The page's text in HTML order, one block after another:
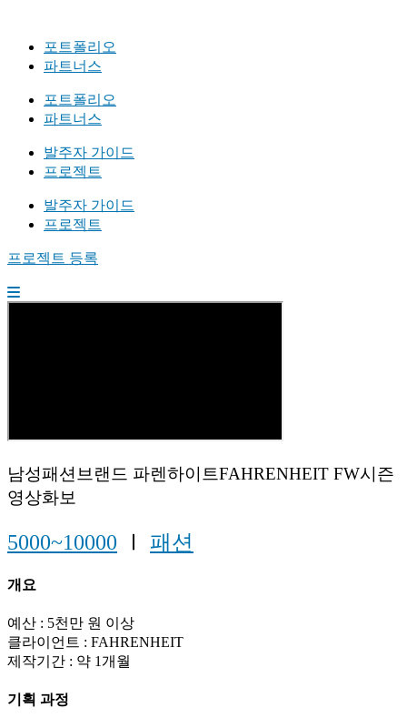
포트폴리오
파트너스
포트폴리오
파트너스
발주자 가이드
프로젝트
발주자 가이드
프로젝트
프로젝트 등록
남성패션브랜드 파렌하이트FAHRENHEIT FW시즌
영상화보
5000~10000 Ⅰ 패션
개요
예산 : 5천만 원 이상
클라이언트 : FAHRENHEIT
제작기간 : 약 1개월
기획 과정